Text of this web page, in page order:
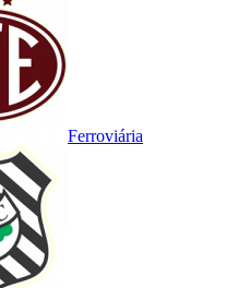
Ferroviária